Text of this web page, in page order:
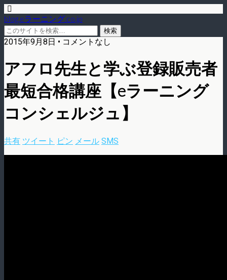
blog.eラーニング.co.jp
2015年9月8日 • コメントなし
アフロ先生と学ぶ登録販売者
最短合格講座【eラーニング
コンシェルジュ】
共有 ツイート ピン メール SMS